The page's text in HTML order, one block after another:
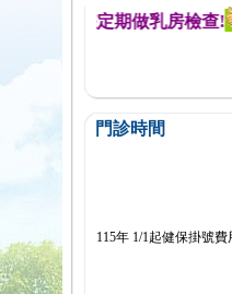
,提醒您定期做乳房檢查!
門診時間
115年 1/1起健保掛號費